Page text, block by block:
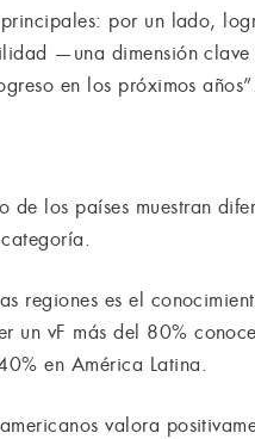
por un lado,
—una dimensión
en los próximos
de los países muestran
regiones es el
un vF más del 80%
en América Latina.
valora